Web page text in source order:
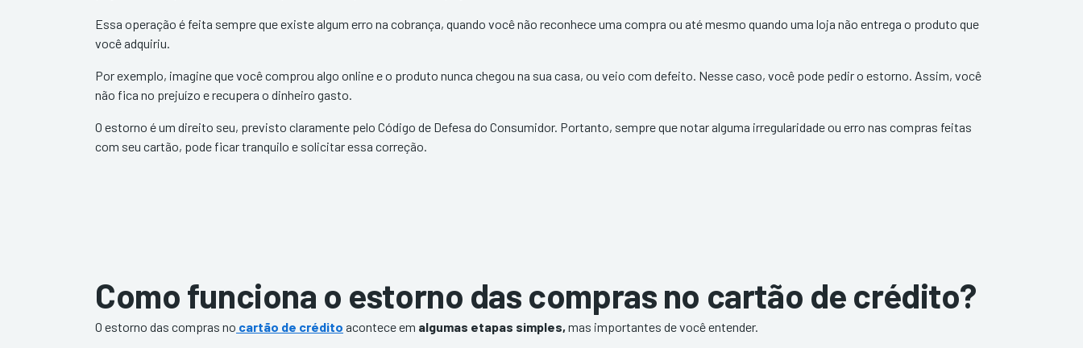
Essa operação é feita sempre que existe algum erro na cobrança, quando você não reconhece uma compra ou até mesmo quando uma loja não entrega o produto que
você adquiriu.
Por exemplo, imagine que você comprou algo online e o produto nunca chegou na sua casa, ou veio com defeito. Nesse caso, você pode pedir o estorno. Assim, você
não fica no prejuízo e recupera o dinheiro gasto.
O estorno é um direito seu, previsto claramente pelo Código de Defesa do Consumidor. Portanto, sempre que notar alguma irregularidade ou erro nas compras feitas
com seu cartão, pode ficar tranquilo e solicitar essa correção.
Como funciona o estorno das compras no cartão de crédito?
O estorno das compras no cartão de crédito acontece em algumas etapas simples, mas importantes de você entender.